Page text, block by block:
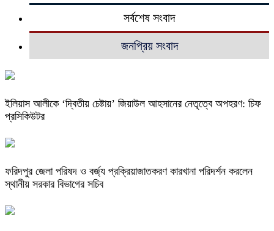
সর্বশেষ সংবাদ
জনপ্রিয় সংবাদ
ইলিয়াস আলীকে ‘দ্বিতীয় চেষ্টায়’ জিয়াউল আহসানের নেতৃত্বে অপহরণ: চিফ
প্রসিকিউটর
ফরিদপুর জেলা পরিষদ ও বর্জ্য প্রক্রিয়াজাতকরণ কারখানা পরিদর্শন করলেন
স্থানীয় সরকার বিভাগের সচিব